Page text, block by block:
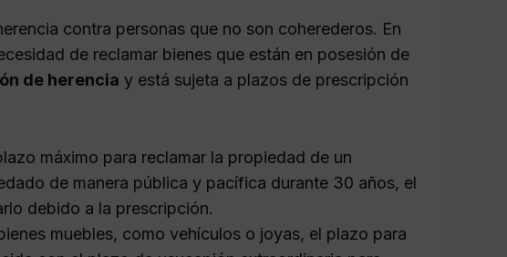
contra personas que no son coherederos. En
de reclamar bienes que están en posesión de
de herencia y está sujeta a plazos de prescripción
máximo para reclamar la propiedad de un
de manera pública y pacífica durante 30 años, el
debido a la prescripción.
muebles, como vehículos o joyas, el plazo para